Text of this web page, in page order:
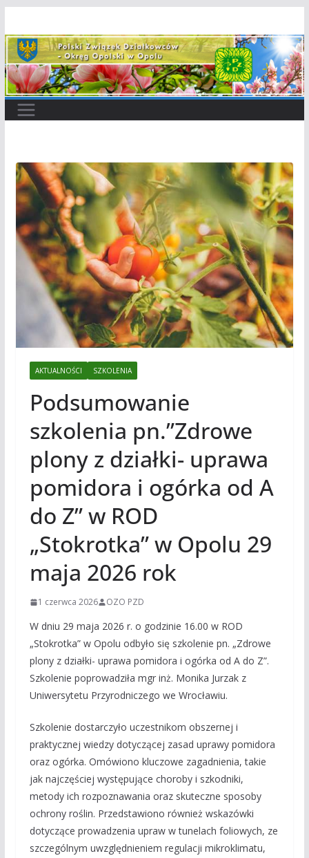
do
treści
AKTUALNOŚCI SZKOLENIA
Podsumowanie
szkolenia pn.”Zdrowe
plony z działki- uprawa
pomidora i ogórka od A
do Z” w ROD
„Stokrotka” w Opolu 29
maja 2026 rok
1 czerwca 2026 OZO PZD
W dniu 29 maja 2026 r. o godzinie 16.00 w ROD
„Stokrotka” w Opolu odbyło się szkolenie pn. „Zdrowe
plony z działki- uprawa pomidora i ogórka od A do Z”.
Szkolenie poprowadziła mgr inż. Monika Jurzak z
Uniwersytetu Przyrodniczego we Wrocławiu.
Szkolenie dostarczyło uczestnikom obszernej i
praktycznej wiedzy dotyczącej zasad uprawy pomidora
oraz ogórka. Omówiono kluczowe zagadnienia, takie
jak najczęściej występujące choroby i szkodniki,
metody ich rozpoznawania oraz skuteczne sposoby
ochrony roślin. Przedstawiono również wskazówki
dotyczące prowadzenia upraw w tunelach foliowych, ze
szczególnym uwzględnieniem regulacji mikroklimatu,